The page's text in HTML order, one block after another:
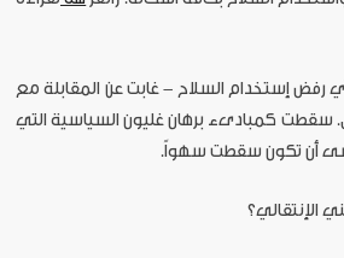
رفض إستخدام السلاح - غابت عن المقابلة مع
سقطت كمبادىء برهان غليون السياسية التي
أن تكون سقطت سهواً.
الإنتقالي؟